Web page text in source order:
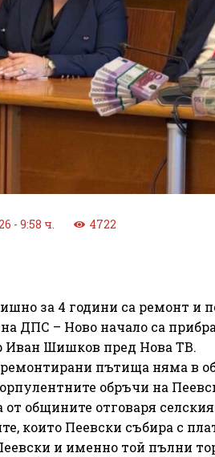
- 9:58 ч. 4722
за 4 години са ремонт
ДПС – Ново начало са
Иван Шишков пред Нова ТВ.
ремонтирани пътища няма в
обръчи на
от общините отговаря
които Пеевски събира с
и именно той пълни